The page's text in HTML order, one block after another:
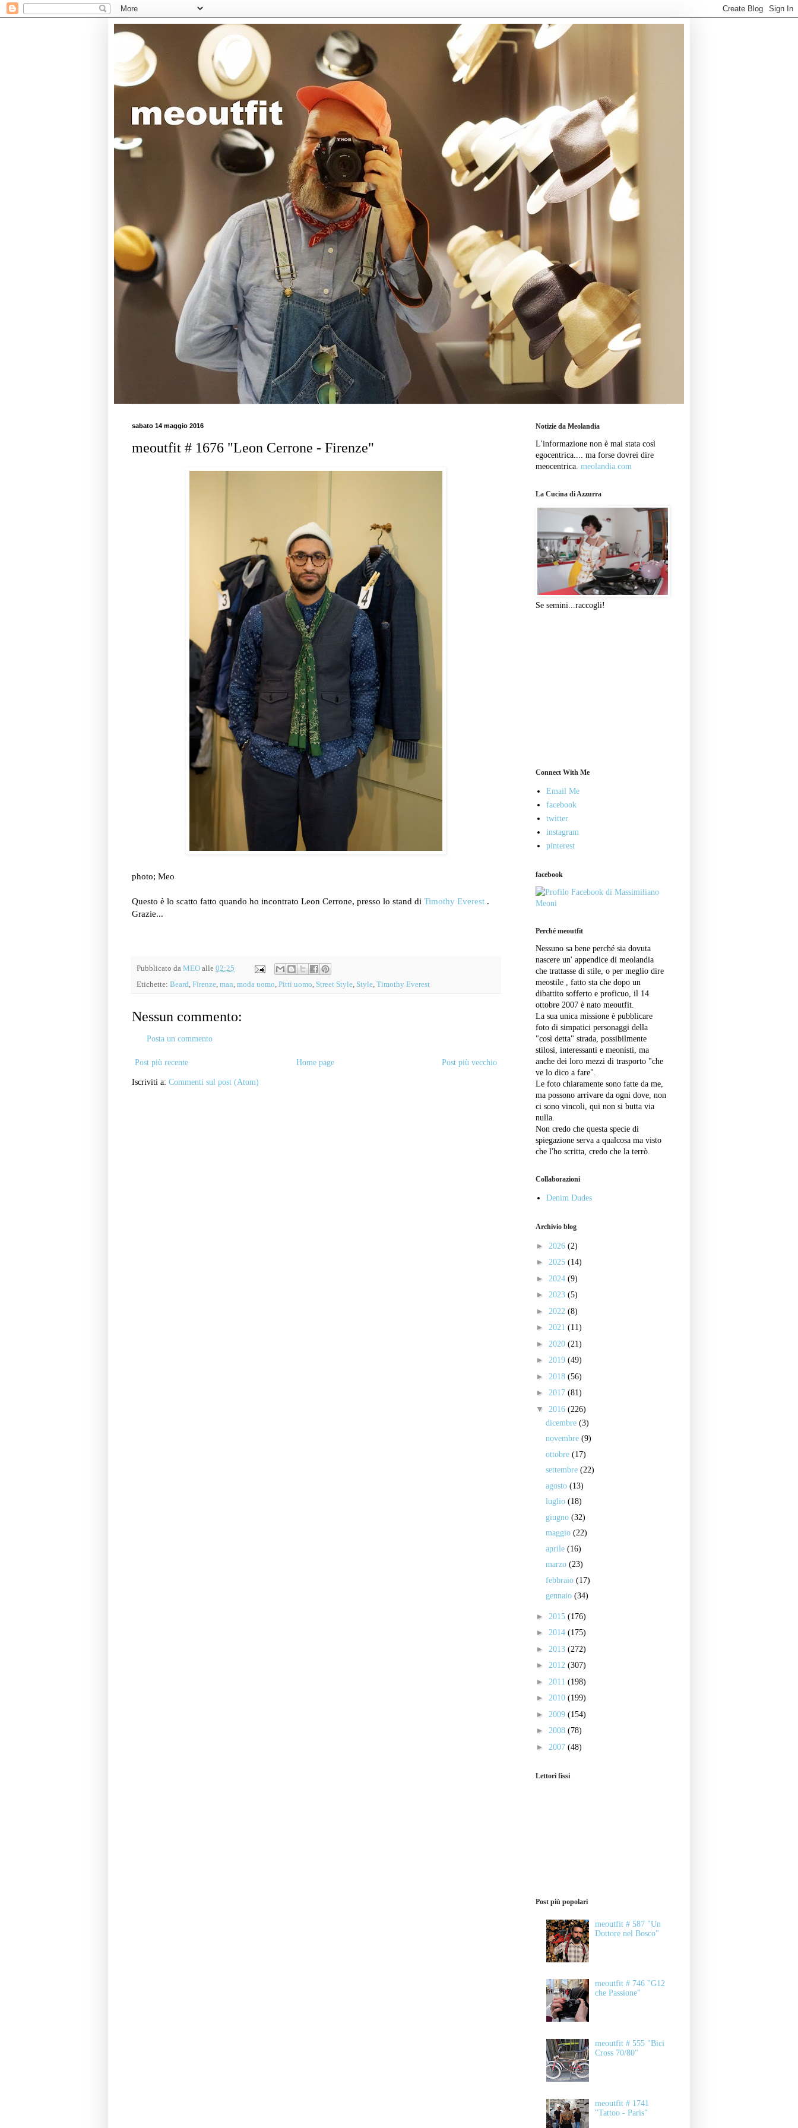
sabato 14 maggio 2016
meoutfit # 1676 "Leon Cerrone - Firenze"
photo; Meo
Questo è lo scatto fatto quando ho incontrato Leon Cerrone, presso lo stand di Timothy Everest .
Grazie...
Pubblicato da MEO alle 02:25
Etichette: Beard, Firenze, man, moda uomo, Pitti uomo, Street Style, Style, Timothy Everest
Nessun commento:
Posta un commento
Post più recente Post più vecchio
Home page
Iscriviti a: Commenti sul post (Atom)
Notizie da Meolandia
L'informazione non è mai stata così
egocentrica.... ma forse dovrei dire
meocentrica. meolandia.com
La Cucina di Azzurra
Se semini...raccogli!
Connect With Me
Email Me
facebook
twitter
instagram
pinterest
facebook
Perché meoutfit
Nessuno sa bene perché sia dovuta
nascere un' appendice di meolandia
che trattasse di stile, o per meglio dire
meostile , fatto sta che dopo un
dibattito sofferto e proficuo, il 14
ottobre 2007 è nato meoutfit.
La sua unica missione è pubblicare
foto di simpatici personaggi della
"così detta" strada, possibilmente
stilosi, interessanti e meonisti, ma
anche dei loro mezzi di trasporto "che
ve lo dico a fare".
Le foto chiaramente sono fatte da me,
ma possono arrivare da ogni dove, non
ci sono vincoli, qui non si butta via
nulla.
Non credo che questa specie di
spiegazione serva a qualcosa ma visto
che l'ho scritta, credo che la terrò.
Collaborazioni
Denim Dudes
Archivio blog
► 2026 (2)
► 2025 (14)
► 2024 (9)
► 2023 (5)
► 2022 (8)
► 2021 (11)
► 2020 (21)
► 2019 (49)
► 2018 (56)
► 2017 (81)
▼ 2016 (226)
dicembre (3)
novembre (9)
ottobre (17)
settembre (22)
agosto (13)
luglio (18)
giugno (32)
maggio (22)
aprile (16)
marzo (23)
febbraio (17)
gennaio (34)
► 2015 (176)
► 2014 (175)
► 2013 (272)
► 2012 (307)
► 2011 (198)
► 2010 (199)
► 2009 (154)
► 2008 (78)
► 2007 (48)
Lettori fissi
Post più popolari
meoutfit # 587 "Un
Dottore nel Bosco"
meoutfit # 746 "G12
che Passione"
meoutfit # 555 "Bici
Cross 70/80"
meoutfit # 1741
"Tattoo - Paris"